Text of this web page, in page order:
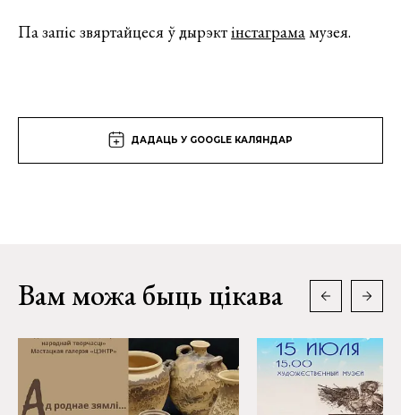
Па запіс звяртайцеся ў дырэктінстаграма музея.
ДАДАЦЬ У GOOGLE КАЛЯНДАР
Вам можа быць цікава